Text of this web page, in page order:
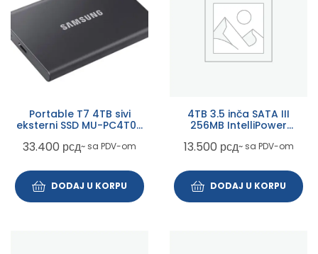
Portable T7 4TB sivi
eksterni SSD MU-PC4T0T
33.400 рсд~ sa PDV-om
DODAJ U KORPU
4TB 3.5 inča SATA III
256MB IntelliPower
13.500 рсд~ sa PDV-om
DODAJ U KORPU